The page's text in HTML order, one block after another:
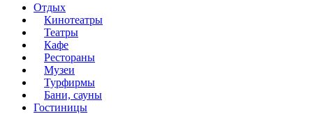
Отдых
Кинотеатры
Театры
Кафе
Рестораны
Музеи
Турфирмы
Бани, сауны
Гостиницы